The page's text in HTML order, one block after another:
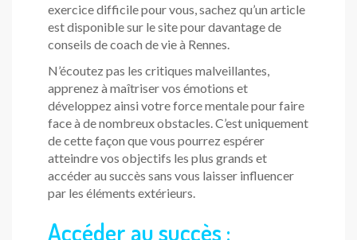
exercice difficile pour vous, sachez qu’un article
est disponible sur le site pour davantage de
conseils de coach de vie à Rennes.
N’écoutez pas les critiques malveillantes,
apprenez à maîtriser vos émotions et
développez ainsi votre force mentale pour faire
face à de nombreux obstacles. C’est uniquement
de cette façon que vous pourrez espérer
atteindre vos objectifs les plus grands et
accéder au succès sans vous laisser influencer
par les éléments extérieurs.
Accéder au succès :